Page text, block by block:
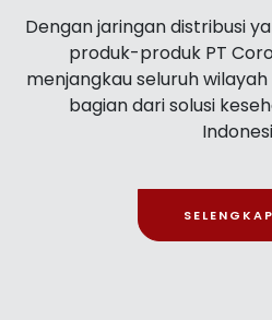
Dengan jaringan distribusi
produk-produk PT
menjangkau seluruh
bagian dari solusi